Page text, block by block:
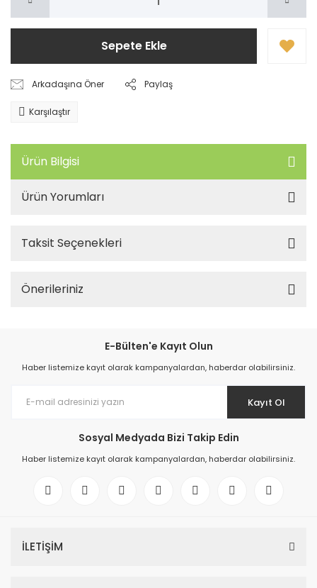
Sepete Ekle
Arkadaşına Öner Paylaş
Karşılaştır
Ürün Bilgisi
Ürün Yorumları
Taksit Seçenekleri
Önerileriniz
E-Bülten'e Kayıt Olun
Haber listemize kayıt olarak kampanyalardan, haberdar olabilirsiniz.
Kayıt Ol
Sosyal Medyada Bizi Takip Edin
Haber listemize kayıt olarak kampanyalardan, haberdar olabilirsiniz.
İLETİŞİM